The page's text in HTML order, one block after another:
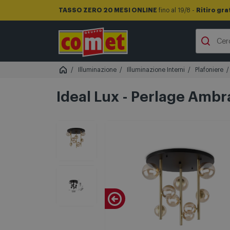
TASSO ZERO 20 MESI ONLINE fino al 19/8 - Ritiro
Illuminazione Illuminazione Interni Plafoniere
Ideal Lux - Perlage